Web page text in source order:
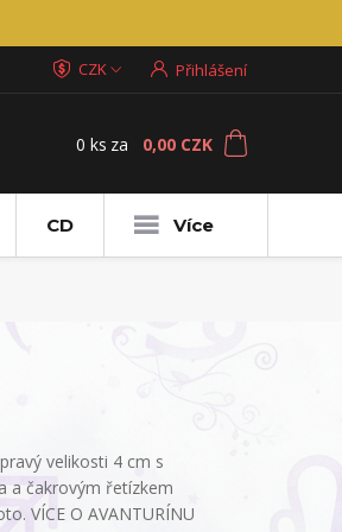
CZK Přihlášení
0 ks za 0,00 CZK
CD Více
velikosti 4 cm s
a čakrovým řetízkem
VÍCE O AVANTURÍNU